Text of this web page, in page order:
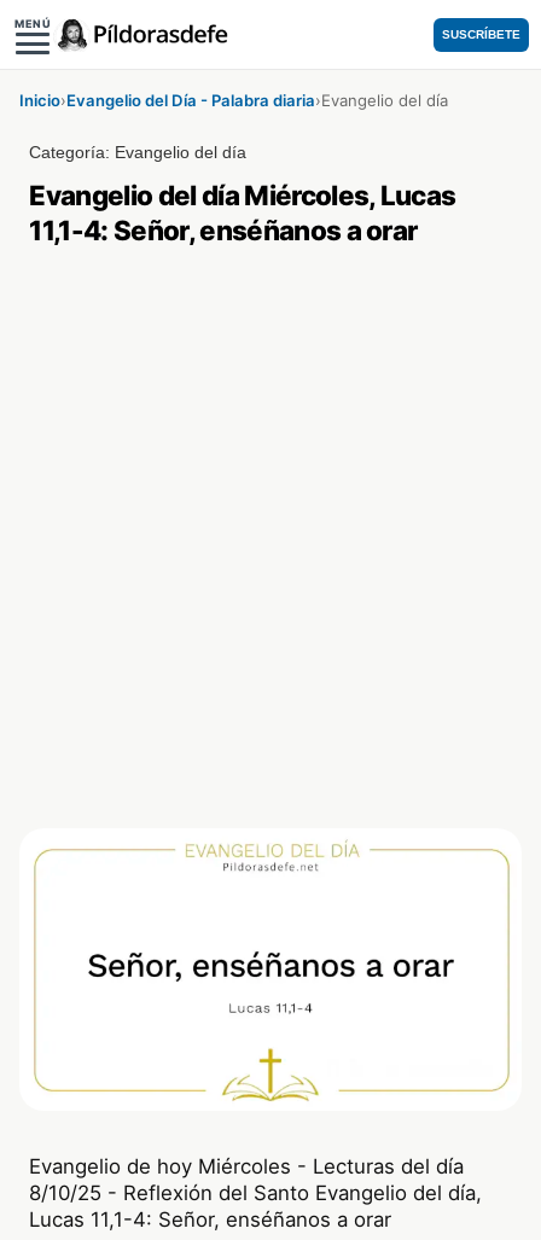
MENÚ
SUSCRÍBETE
Inicio›Evangelio del Día - Palabra diaria›Evangelio del día
Categoría: Evangelio del día
Evangelio del día Miércoles, Lucas
11,1-4: Señor, enséñanos a orar
Evangelio de hoy Miércoles - Lecturas del día
8/10/25 - Reflexión del Santo Evangelio del día,
Lucas 11,1-4: Señor, enséñanos a orar